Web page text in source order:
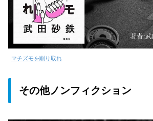
マチズモを削り取れ
その他ノンフィクション